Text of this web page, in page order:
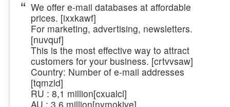
We offer e-mail databases at affordable
prices. [ixxkawf]
For marketing, advertising, newsletters.
[nuvquf]
This is the most effective way to attract
customers for your business. [crtvvsaw]
Country: Number of e-mail addresses
[tqmzld]
RU : 8,1 million[cxualcl]
AU : 3,6 million[nymokive]